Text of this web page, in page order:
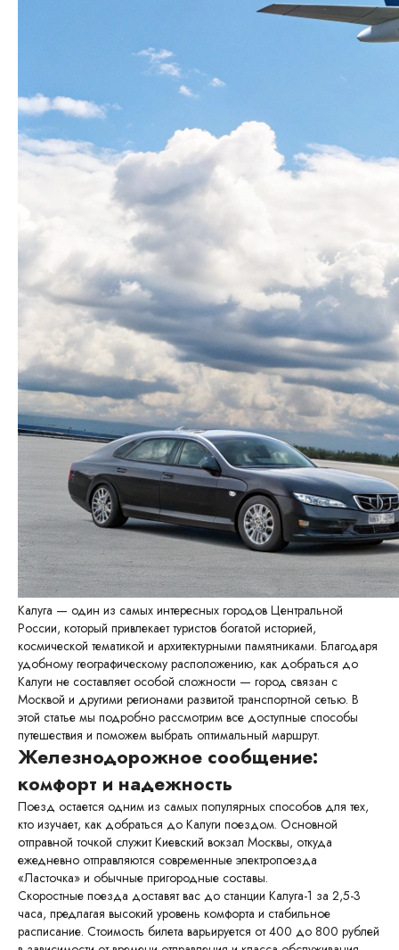
Калуга — один из самых интересных городов Центральной
России, который привлекает туристов богатой историей,
космической тематикой и архитектурными памятниками. Благодаря
удобному географическому расположению, как добраться до
Калуги не составляет особой сложности — город связан с
Москвой и другими регионами развитой транспортной сетью. В
этой статье мы подробно рассмотрим все доступные способы
путешествия и поможем выбрать оптимальный маршрут.
Железнодорожное сообщение:
комфорт и надежность
Поезд остается одним из самых популярных способов для тех,
кто изучает, как добраться до Калуги поездом. Основной
отправной точкой служит Киевский вокзал Москвы, откуда
ежедневно отправляются современные электропоезда
«Ласточка» и обычные пригородные составы.
Скоростные поезда доставят вас до станции Калуга-1 за 2,5-3
часа, предлагая высокий уровень комфорта и стабильное
расписание. Стоимость билета варьируется от 400 до 800 рублей